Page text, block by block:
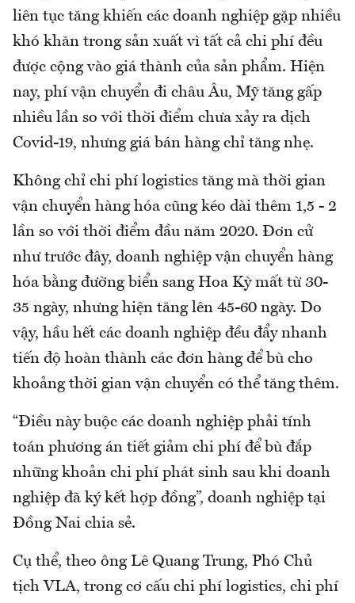
liên tục tăng khiến các doanh nghiệp gặp nhiều
khó khăn trong sản xuất vì tất cả chi phí đều
được cộng vào giá thành của sản phẩm. Hiện
nay, phí vận chuyển đi châu Âu, Mỹ tăng gấp
nhiều lần so với thời điểm chưa xảy ra dịch
Covid-19, nhưng giá bán hàng chỉ tăng nhẹ.
Không chỉ chi phí logistics tăng mà thời gian
vận chuyển hàng hóa cũng kéo dài thêm 1,5 - 2
lần so với thời điểm đầu năm 2020. Đơn cử
như trước đây, doanh nghiệp vận chuyển hàng
hóa bằng đường biển sang Hoa Kỳ mất từ 30-
35 ngày, nhưng hiện tăng lên 45-60 ngày. Do
vậy, hầu hết các doanh nghiệp đều đẩy nhanh
tiến độ hoàn thành các đơn hàng để bù cho
khoảng thời gian vận chuyển có thể tăng thêm.
“Điều này buộc các doanh nghiệp phải tính
toán phương án tiết giảm chi phí để bù đắp
những khoản chi phí phát sinh sau khi doanh
nghiệp đã ký kết hợp đồng”, doanh nghiệp tại
Đồng Nai chia sẻ.
Cụ thể, theo ông Lê Quang Trung, Phó Chủ
tịch VLA, trong cơ cấu chi phí logistics, chi phí